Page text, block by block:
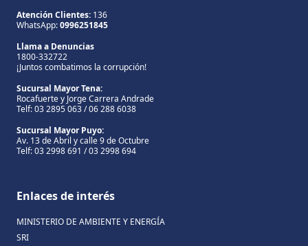
Atención Clientes: 136
WhatsApp:0996251845
Llama a Denuncias
1800-332722
¡Juntos combatimos la corrupción!
Sucursal Mayor Tena:
Rocafuerte y Jorge Carrera Andrade
Telf: 03 2895 063 / 06 288 6038
Sucursal Mayor Puyo:
Av. 13 de Abril y calle 9 de Octubre
Telf: 03 2998 691 / 03 2998 694
Enlaces de interés
MINISTERIO DE AMBIENTE Y ENERGÍA
SRI